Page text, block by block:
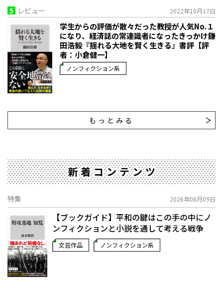
5 レビュー 2022年10月17日
学生からの評価が散々だった教授が人気No.１
になり、経済誌の常連識者になったきっかけ――鎌
田浩毅『揺れる大地を賢く生きる』書評【評
者：小倉健一】
ノンフィクション系
もっとみる
新着コンテンツ
特集 2026年08月09日
【ブックガイド】平和の鍵はこの手の中に――ノ
ンフィクションと小説を通して考える戦争
文芸作品 ノンフィクション系